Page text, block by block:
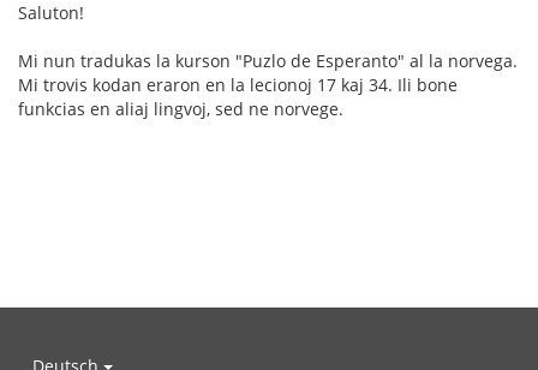
Saluton!
Mi nun tradukas la kurson "Puzlo de Esperanto" al la norvega.
Mi trovis kodan eraron en la lecionoj 17 kaj 34. Ili bone
funkcias en aliaj lingvoj, sed ne norvege.
Deutsch